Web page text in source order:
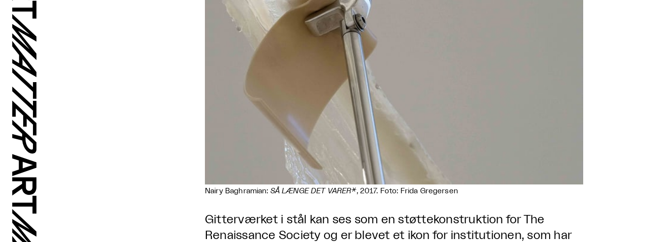
Nairy Baghramian: SÅ LÆNGE DET VARER*, 2017. Foto: Frida Gregersen
Gitterværket i stål kan ses som en støttekonstruktion for The
Renaissance Society og er blevet et ikon for institutionen, som har